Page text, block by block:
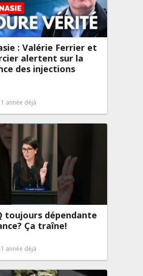
: Valérie Ferrier et
alertent sur la
des injections
1 année déjà
toujours dépendante
Ça traîne!
1 année déjà